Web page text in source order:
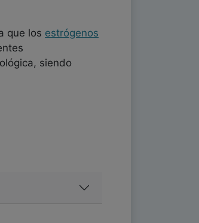
que los estrógenos
siendo